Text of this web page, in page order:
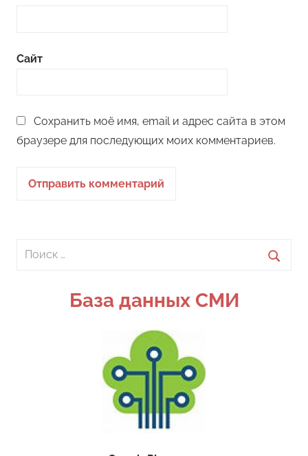
Сайт
Сохранить моё имя, email и адрес сайта в этом
браузере для последующих моих комментариев.
Поиск
База данных СМИ